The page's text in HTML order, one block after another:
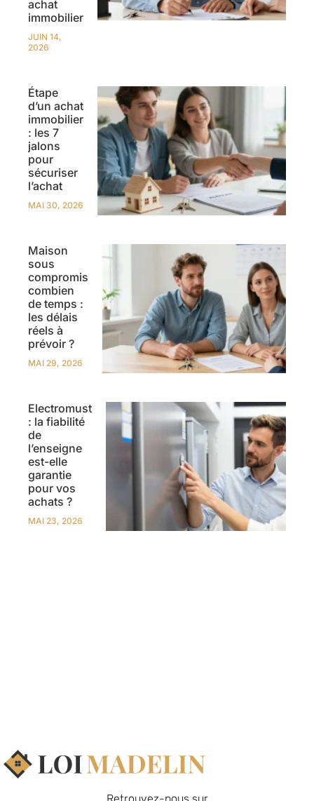
achat
immobilier
JUIN 14,
2026
Étape
d’un achat
immobilier
: les 7
jalons
pour
sécuriser
l’achat
MAI 30, 2026
Maison
sous
compromis
combien
de temps :
les délais
réels à
prévoir ?
MAI 29, 2026
Electromust
: la fiabilité
de
l’enseigne
est-elle
garantie
pour vos
achats ?
MAI 23, 2026